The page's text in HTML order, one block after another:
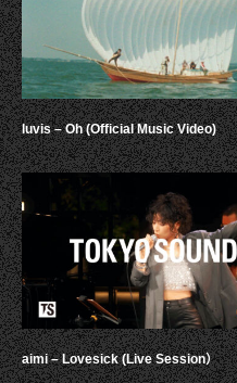
luvis – Oh (Official Music Video)
aimi – Lovesick (Live Session）